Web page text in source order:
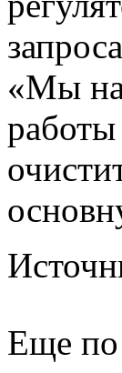
«Мы
Еще по